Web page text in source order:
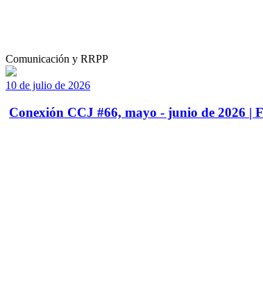
Comunicación y RRPP
10 de julio de 2026
Conexión CCJ #66, mayo - junio de 2026 |